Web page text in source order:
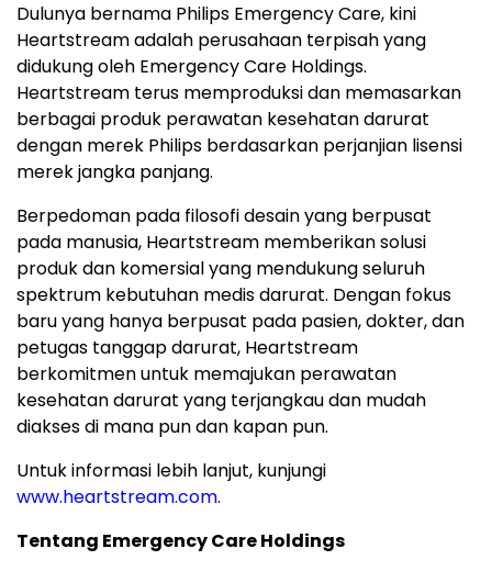
Dulunya bernama Philips Emergency Care, kini
Heartstream adalah perusahaan terpisah yang
didukung oleh Emergency Care Holdings.
Heartstream terus memproduksi dan memasarkan
berbagai produk perawatan kesehatan darurat
dengan merek Philips berdasarkan perjanjian lisensi
merek jangka panjang.
Berpedoman pada filosofi desain yang berpusat
pada manusia, Heartstream memberikan solusi
produk dan komersial yang mendukung seluruh
spektrum kebutuhan medis darurat. Dengan fokus
baru yang hanya berpusat pada pasien, dokter, dan
petugas tanggap darurat, Heartstream
berkomitmen untuk memajukan perawatan
kesehatan darurat yang terjangkau dan mudah
diakses di mana pun dan kapan pun.
Untuk informasi lebih lanjut, kunjungi
www.heartstream.com.
Tentang Emergency Care Holdings